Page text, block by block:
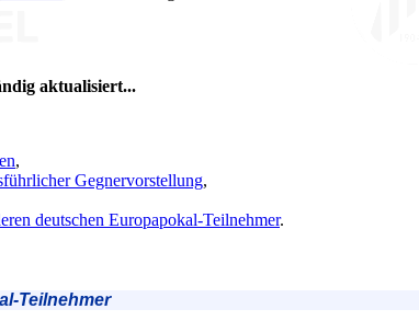
aktualisiert...
,
Gegnervorstellung,
deutschen Europapokal-Teilnehmer.
Teilnehmer